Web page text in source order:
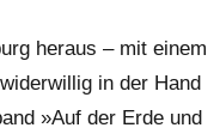
heraus – mit einem
in der Hand
»Auf der Erde und